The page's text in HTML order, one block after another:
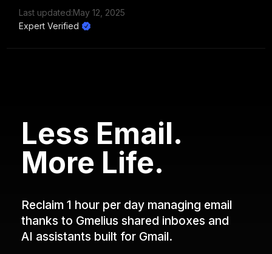
Last updated:May 12, 2025
Expert Verified
Less Email.
More Life.
Reclaim 1 hour per day managing email
thanks to Gmelius shared inboxes and
AI assistants built for Gmail.